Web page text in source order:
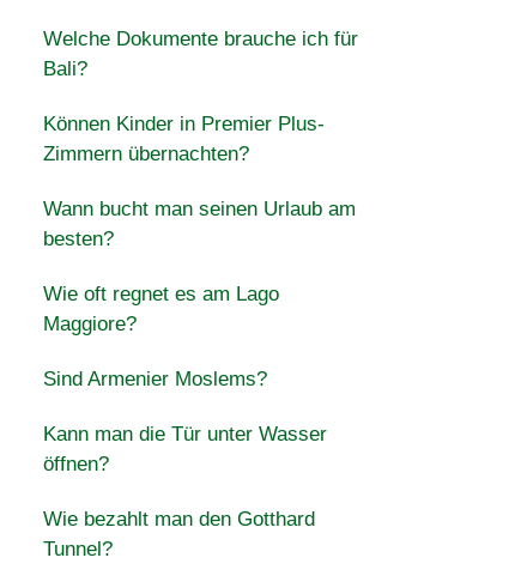
Welche Dokumente brauche ich für
Bali?
Können Kinder in Premier Plus-
Zimmern übernachten?
Wann bucht man seinen Urlaub am
besten?
Wie oft regnet es am Lago
Maggiore?
Sind Armenier Moslems?
Kann man die Tür unter Wasser
öffnen?
Wie bezahlt man den Gotthard
Tunnel?